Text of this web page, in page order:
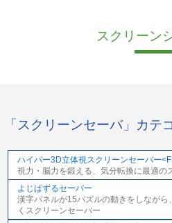
スクリーン
「スクリーンセーバ」カテ
ハイパー3D立体視スクリーンセーバー
視力・脳力を鍛える、気分転換に最適の
よじぱずるセーバー
漢字パネルが15パズルの動きをしなが
くスクリーンセーバー